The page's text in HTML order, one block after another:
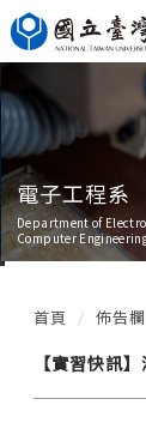
跳
到
主
內
容
區
電子工程系
Department of
Computer
首頁 佈告欄
【實習快訊